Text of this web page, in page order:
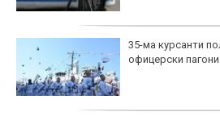
35-ма курсанти
офицерски